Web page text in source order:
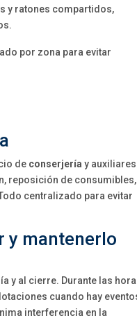
y ratones compartidos,
por zona para evitar
de conserjería y auxiliares
reposición de consumibles,
centralizado para evitar
y mantenerlo
y al cierre. Durante las
cuando hay
interferencia en la